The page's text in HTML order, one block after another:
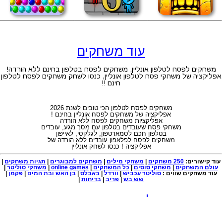
עוד משחקים
משחקים לפסח לטלפון אונליין, משחקים לפסח בטלפון בחינם ללא הורדה!
אפליקציה של משחקי פסח לטלפון אונליין, כנסו לשחק משחקים לפסח לטלפון
חינם !!
משחקים לפסח לטלפון הכי טובים לשנת 2026
אפליקציה של משחקים לפסח אונליין בחינם !
אפליקציות משחקים לפסח ללא הורדה
משחקי פסח שעובדים בטלפון עם מסך מגע, עובדים
בטלפון חכם לסמארטפון, לגלקסי, לאייפון
משחקים לפסח לפלאפון עובדים ללא הורדה של
אפליקציה ! כנסו לשחק אונליין
עוד קישורים: 250 משחקים משחקי מילים משחקים למבוגרים תגיות משחקים
עולם המשחקים
משחקי סוסים כל המשחקים online games משחקי סוליטר
עוד משחקים שווים :סוליטר עכביש וורדל |באבלס |בן האש ובת המים |פקמן
שש בש
פריב בדיחות